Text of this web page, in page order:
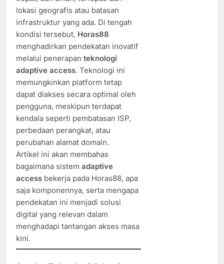
lokasi geografis atau batasan
infrastruktur yang ada. Di tengah
kondisi tersebut, Horas88
menghadirkan pendekatan inovatif
melalui penerapan teknologi
adaptive access. Teknologi ini
memungkinkan platform tetap
dapat diakses secara optimal oleh
pengguna, meskipun terdapat
kendala seperti pembatasan ISP,
perbedaan perangkat, atau
perubahan alamat domain.
Artikel ini akan membahas
bagaimana sistem adaptive
access bekerja pada Horas88, apa
saja komponennya, serta mengapa
pendekatan ini menjadi solusi
digital yang relevan dalam
menghadapi tantangan akses masa
kini.